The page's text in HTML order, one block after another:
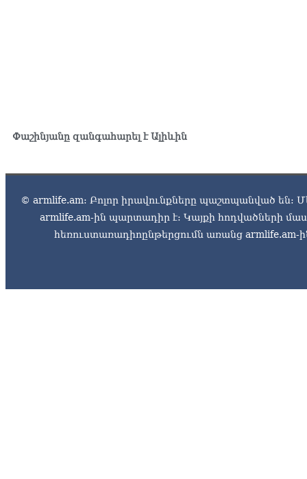
Փաշինյանը զանգահարել է Ալիևին
© armlife.am: Բոլոր իրավունքները պաշտպանված են:
armlife.am-ին պարտադիր է: Կայքի հոդվածների
հեռուստառադիոընթերցումն առանց armlife.am-